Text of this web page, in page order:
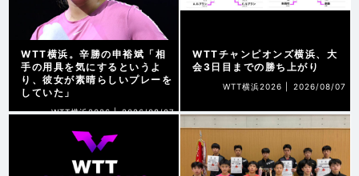
WTT横浜。辛勝の申裕斌「相
手の用具を気にするというよ
り、彼女が素晴らしいプレーを
していた」
WTT横浜2026 | 2026/08/07
WTTチャンピオンズ横浜、大
会3日目までの勝ち上がり
WTT横浜2026 | 2026/08/07